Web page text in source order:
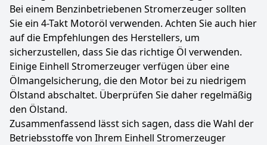
Bei einem Benzinbetriebenen Stromerzeuger sollten
Sie ein 4-Takt Motoröl verwenden. Achten Sie auch hier
auf die Empfehlungen des Herstellers, um
sicherzustellen, dass Sie das richtige Öl verwenden.
Einige Einhell Stromerzeuger verfügen über eine
Ölmangelsicherung, die den Motor bei zu niedrigem
Ölstand abschaltet. Überprüfen Sie daher regelmäßig
den Ölstand.
Zusammenfassend lässt sich sagen, dass die Wahl der
Betriebsstoffe von Ihrem Einhell Stromerzeuger